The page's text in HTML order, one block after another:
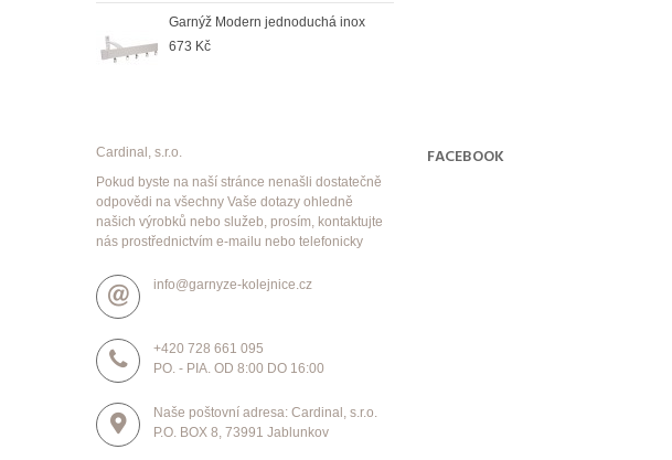
Garnýž Modern jednoduchá inox
673 Kč
Cardinal, s.r.o.
Pokud byste na naší stránce nenašli dostatečně
odpovědi na všechny Vaše dotazy ohledně
našich výrobků nebo služeb, prosím, kontaktujte
nás prostřednictvím e-mailu nebo telefonicky
info@garnyze-kolejnice.cz
+420 728 661 095
PO. - PIA. OD 8:00 DO 16:00
Naše poštovní adresa: Cardinal, s.r.o.
P.O. BOX 8, 73991 Jablunkov
FACEBOOK